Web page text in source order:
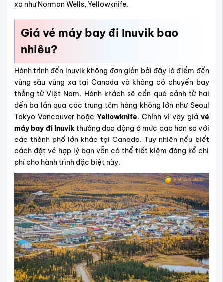
xa như Norman Wells, Yellowknife.
Giá vé máy bay đi Inuvik bao
nhiêu?
Hành trình đến Inuvik không đơn giản bởi đây là điểm đến
vùng sâu vùng xa tại Canada và không có chuyến bay
thẳng từ Việt Nam. Hành khách sẽ cần quá cảnh từ hai
đến ba lần qua các trung tâm hàng không lớn như Seoul
Tokyo Vancouver hoặc Yellowknife. Chính vì vậy giá vé
máy bay đi Inuvik thường dao động ở mức cao hơn so với
các thành phố lớn khác tại Canada. Tuy nhiên nếu biết
cách đặt vé hợp lý bạn vẫn có thể tiết kiệm đáng kể chi
phí cho hành trình đặc biệt này.